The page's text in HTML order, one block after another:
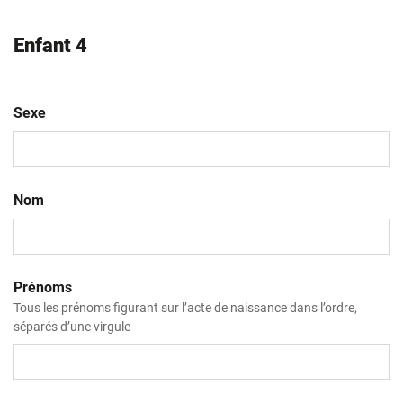
Enfant 4
Sexe
Nom
Prénoms
Tous les prénoms figurant sur l’acte de naissance dans l’ordre,
séparés d’une virgule